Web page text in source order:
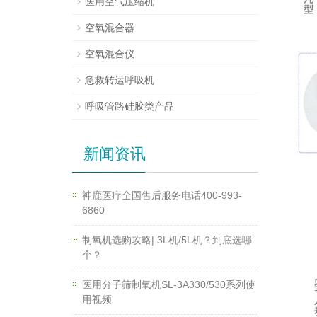
空氧混合器
空氧混合仪
急救转运呼吸机
呼吸管路硅胶类产品
新闻资讯
神鹿医疗全国售后服务电话400-993-
6860
制氧机选购攻略| 3L机/5L机？到底选哪
个？
医用分子筛制氧机SL-3A330/530系列使
用视频